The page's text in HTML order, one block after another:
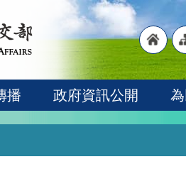
"
播 政府資訊公開